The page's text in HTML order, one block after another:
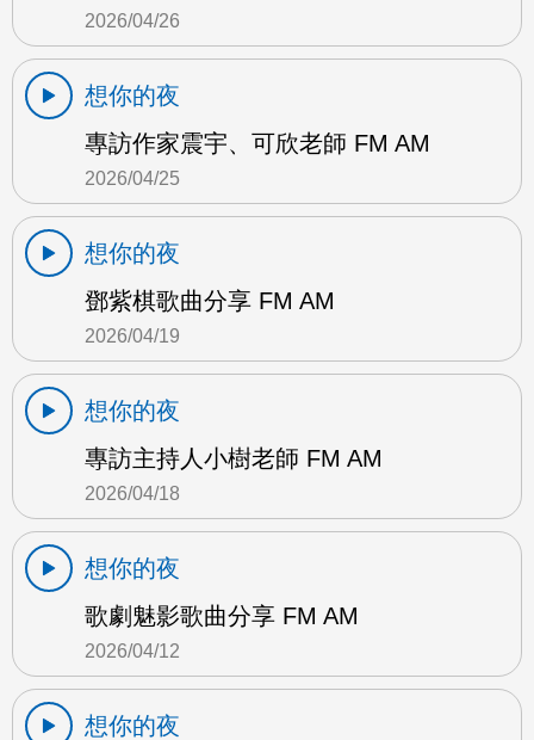
2026/04/26
想你的夜
專訪作家震宇、可欣老師 FM AM
2026/04/25
想你的夜
鄧紫棋歌曲分享 FM AM
2026/04/19
想你的夜
專訪主持人小樹老師 FM AM
2026/04/18
想你的夜
歌劇魅影歌曲分享 FM AM
2026/04/12
想你的夜